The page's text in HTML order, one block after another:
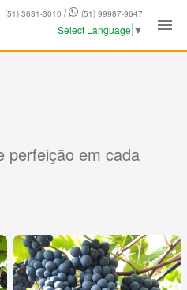
(51) 3631-3010 / (51) 99987-9647
Select Language ▼
perfeição em cada